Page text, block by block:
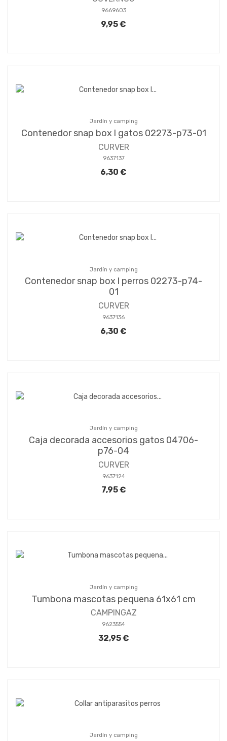
9669603
9,95 €
Jardín y camping
Contenedor snap box l gatos 02273-p73-01
CURVER
9637137
6,30 €
Jardín y camping
Contenedor snap box l perros 02273-p74-
01
CURVER
9637136
6,30 €
Jardín y camping
Caja decorada accesorios gatos 04706-
p76-04
CURVER
9637124
7,95 €
Jardín y camping
Tumbona mascotas pequena 61x61 cm
CAMPINGAZ
9623554
32,95 €
Jardín y camping